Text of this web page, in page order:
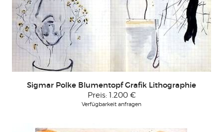
Sigmar Polke Blumentopf Grafik Lithographie
Preis: 1.200 €
Verfügbarkeit anfragen